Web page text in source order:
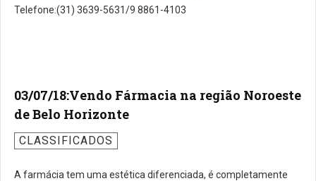
Telefone:(31) 3639-5631/9 8861-4103
03/07/18:Vendo Fármacia na região Noroeste
de Belo Horizonte
CLASSIFICADOS
A farmácia tem uma estética diferenciada, é completamente